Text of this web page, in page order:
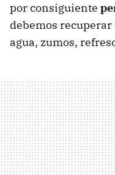
por consiguiente
debemos
agua, zumos,